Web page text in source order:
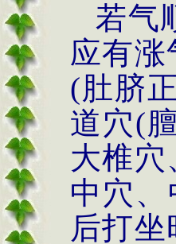
若气
应有涨
(肚脐
道穴(
大椎穴
中穴
后打